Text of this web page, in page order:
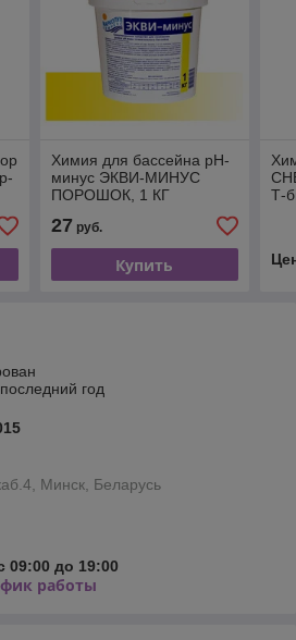
Химия для бассейна рН-
минус ЭКВИ-МИНУС
ПОРОШОК, 1 КГ
27 руб.
Купить
Т-
год
Минск, Беларусь
09:00 до 19:00
работы